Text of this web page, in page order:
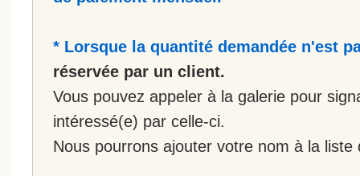
* Lorsque la quantité demandée n'est
réservée par un client.
Vous pouvez appeler à la galerie pour
intéressé(e) par celle-ci.
Nous pourrons ajouter votre nom à la liste